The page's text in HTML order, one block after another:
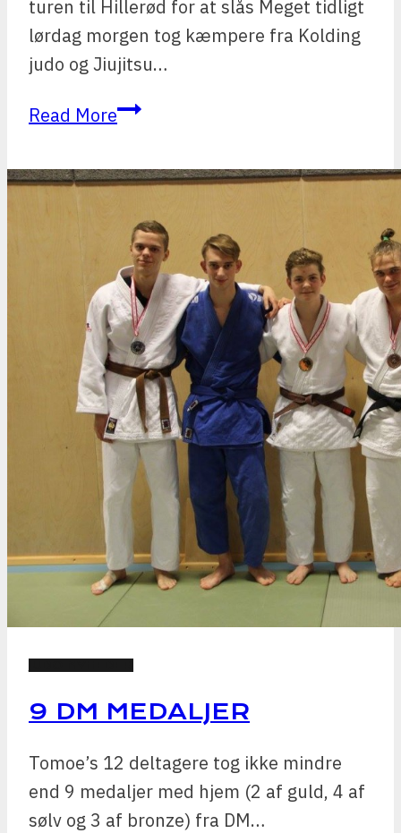
turen til Hillerød for at slås Meget tidligt
lørdag morgen tog kæmpere fra Kolding
judo og Jiujitsu…
Read MoreKæmpere
Kolding
Hillerød
International
Judocup
9 DM MEDALJER
Tomoe’s 12 deltagere tog ikke mindre
end 9 medaljer med hjem (2 af guld, 4 af
sølv og 3 af bronze) fra DM…